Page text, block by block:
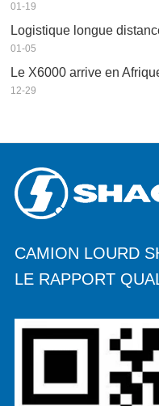
01-19
Logistique longue
01-05
Le X6000 arrive en
12-29
CAMION LOURD
LE RAPPORT